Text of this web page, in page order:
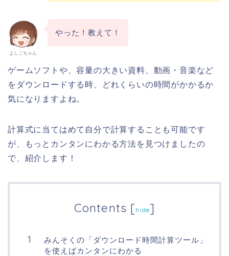
よしこちゃん
やった！教えて！
ゲームソフトや、容量の大きい資料、動画・音楽など
をダウンロードする時、どれくらいの時間がかかるか
気になりますよね。
計算式に当てはめて自分で計算することも可能です
が、もっとカンタンにわかる方法を見つけましたの
で、紹介します！
Contents [hide]
みんそくの「ダウンロード時間計算ツール」
を使えばカンタンにわかる